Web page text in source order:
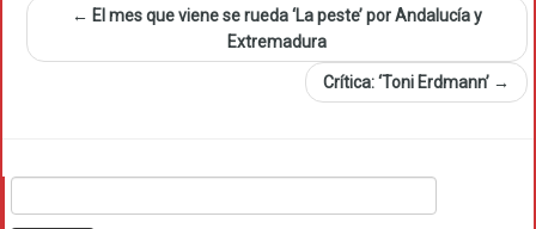
← El mes que viene se rueda ‘La peste’ por Andalucía y
Extremadura
Crítica: ‘Toni Erdmann’ →